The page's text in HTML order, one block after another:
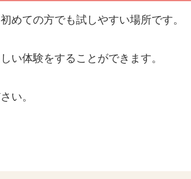
めての方でも試しやすい場所です。
い体験をすることができます。
い。